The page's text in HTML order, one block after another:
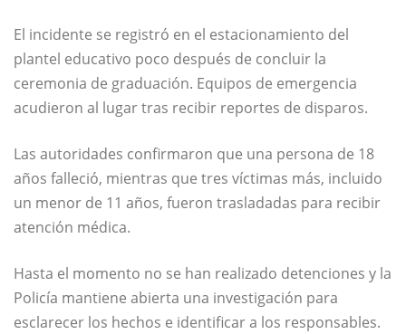
El incidente se registró en el estacionamiento del
plantel educativo poco después de concluir la
ceremonia de graduación. Equipos de emergencia
acudieron al lugar tras recibir reportes de disparos.
Las autoridades confirmaron que una persona de 18
años falleció, mientras que tres víctimas más, incluido
un menor de 11 años, fueron trasladadas para recibir
atención médica.
Hasta el momento no se han realizado detenciones y la
Policía mantiene abierta una investigación para
esclarecer los hechos e identificar a los responsables.